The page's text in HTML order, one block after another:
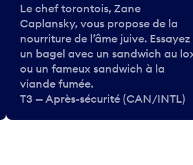
Le chef torontois, Zane
Caplansky, vous propose de la
nourriture de l’âme juive. Essayez
un bagel avec un sandwich au
ou un fameux sandwich à la
viande fumée.
T3 — Après-sécurité (CAN/INTL)